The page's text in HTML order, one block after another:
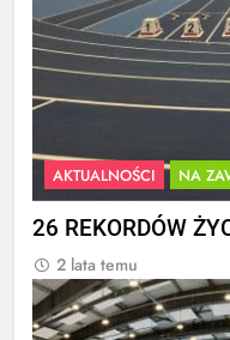
AKTUALNOŚCI NA
26 REKORDÓW
2 lata temu